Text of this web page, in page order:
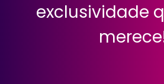
exclusividade